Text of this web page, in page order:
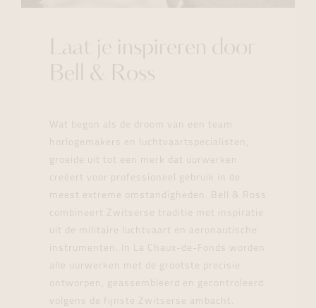
Laat je inspireren door
Bell & Ross
Wat begon als de droom van een team
horlogemakers en luchtvaartspecialisten,
groeide uit tot een merk dat uurwerken
creëert voor professioneel gebruik in de
meest extreme omstandigheden. Bell & Ross
combineert Zwitserse traditie met inspiratie
uit de militaire luchtvaart en aeronautische
instrumenten. In La Chaux-de-Fonds worden
alle uurwerken met de grootste precisie
ontworpen, geassembleerd en gecontroleerd
volgens de fijnste Zwitserse ambacht.